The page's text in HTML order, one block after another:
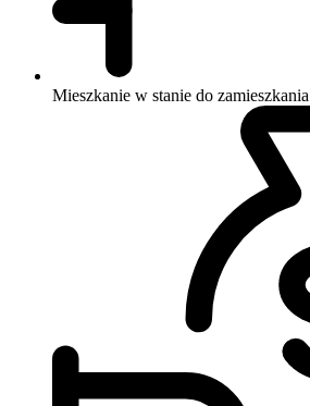
Mieszkanie w stanie do zamieszkania